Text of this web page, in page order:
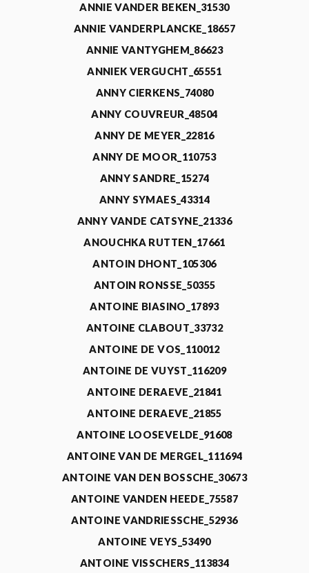
ANNIE VANDER BEKEN_31530
ANNIE VANDERPLANCKE_18657
ANNIE VANTYGHEM_86623
ANNIEK VERGUCHT_65551
ANNY CIERKENS_74080
ANNY COUVREUR_48504
ANNY DE MEYER_22816
ANNY DE MOOR_110753
ANNY SANDRE_15274
ANNY SYMAES_43314
ANNY VANDE CATSYNE_21336
ANOUCHKA RUTTEN_17661
ANTOIN DHONT_105306
ANTOIN RONSSE_50355
ANTOINE BIASINO_17893
ANTOINE CLABOUT_33732
ANTOINE DE VOS_110012
ANTOINE DE VUYST_116209
ANTOINE DERAEVE_21841
ANTOINE DERAEVE_21855
ANTOINE LOOSEVELDE_91608
ANTOINE VAN DE MERGEL_111694
ANTOINE VAN DEN BOSSCHE_30673
ANTOINE VANDEN HEEDE_75587
ANTOINE VANDRIESSCHE_52936
ANTOINE VEYS_53490
ANTOINE VISSCHERS_113834